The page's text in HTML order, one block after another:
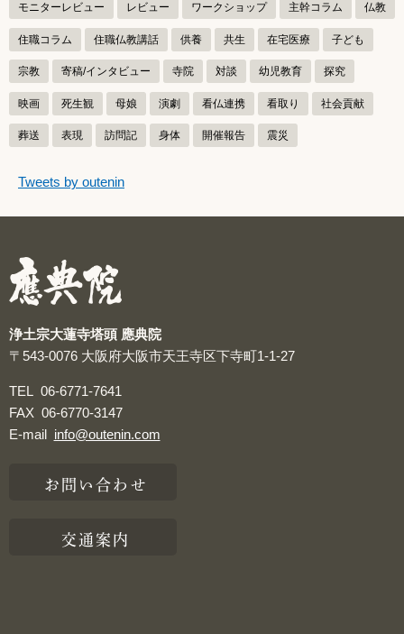
モニターレビュー レビュー ワークショップ 主幹コラム 仏教
住職コラム 住職仏教講話 供養 共生 在宅医療 子ども
宗教 寄稿/インタビュー 寺院 対談 幼児教育 探究
映画 死生観 母娘 演劇 看仏連携 看取り 社会貢献
葬送 表現 訪問記 身体 開催報告 震災
つぶやき
つぶやきをスキップする
Tweets by outenin
浄土宗大蓮寺塔頭 應典院
〒543-0076 大阪府大阪市天王寺区下寺町1-1-27
TEL 06-6771-7641
FAX 06-6770-3147
E-mail info@outenin.com
お問い合わせ
交通案内